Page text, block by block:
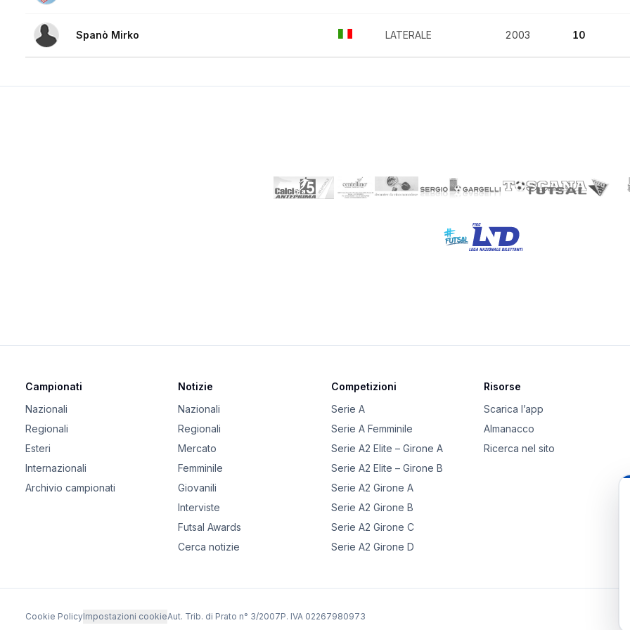
Spanò Mirko LATERALE 2003 10
Campionati
Nazionali
Regionali
Esteri
Internazionali
Archivio campionati
Notizie
Nazionali
Regionali
Mercato
Femminile
Giovanili
Interviste
Futsal Awards
Cerca notizie
Competizioni
Serie A
Serie A Femminile
Serie A2 Elite – Girone A
Serie A2 Elite – Girone B
Serie A2 Girone A
Serie A2 Girone B
Serie A2 Girone C
Serie A2 Girone D
Risorse
Scarica l’app
Almanacco
Ricerca nel sito
Cookie PolicyImpostazioni cookieAut. Trib. di Prato n° 3/2007P. IVA 02267980973